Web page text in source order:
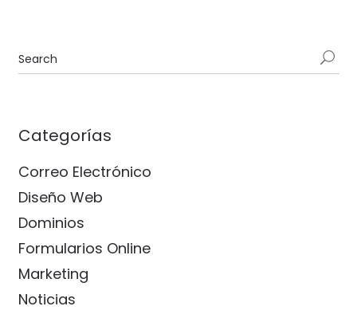
Categorías
Correo Electrónico
Diseño Web
Dominios
Formularios Online
Marketing
Noticias